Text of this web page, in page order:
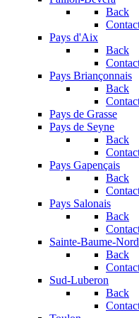
Back
Pays d'Aix
Back
Pays Briançonnais
Back
Pays de Grasse
Pays de Seyne
Back
Pays Gapençais
Back
Pays Salonais
Back
Sainte-Baume-Nord
Back
Sud-Luberon
Back